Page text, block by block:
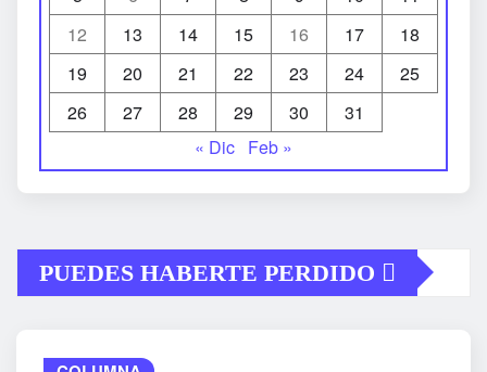
12
13 14 15 16 17
18
19
20 21 22 23 24
25
26
27 28 29 30
31
« Dic Feb »
PUEDES HABERTE PERDIDO